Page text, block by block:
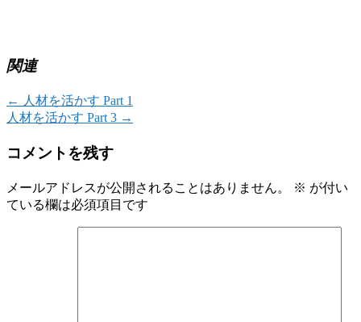
関連
← 人材を活かす Part 1
人材を活かす Part 3 →
コメントを残す
メールアドレスが公開されることはありません。 ※ が付い
ている欄は必須項目です